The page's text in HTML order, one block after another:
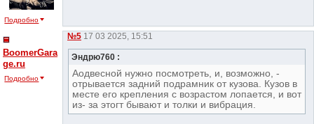
Подробно
BoomerGara
ge.ru
Подробно
№5 17 03 2025, 15:51
Эндрю760 :
Аодвесной нужно посмотреть, и, возможно, -
отрывается задний подрамник от кузова. Кузов в
месте его крепления с возрастом лопается, и вот
из- за этогт бывают и толки и вибрация.